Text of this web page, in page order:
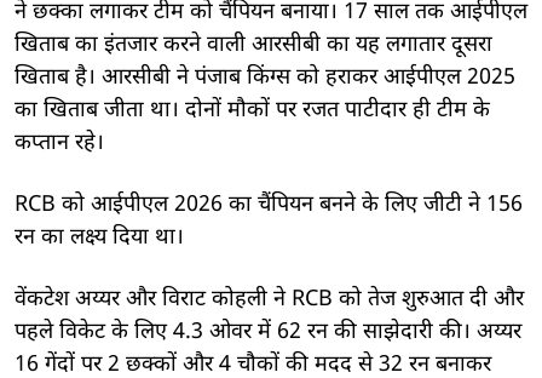
ने छक्का लगाकर टीम को चैंपियन बनाया। 17 साल तक आईपीएल
खिताब का इंतजार करने वाली आरसीबी का यह लगातार दूसरा
खिताब है। आरसीबी ने पंजाब किंग्स को हराकर आईपीएल 2025
का खिताब जीता था। दोनों मौकों पर रजत पाटीदार ही टीम के
कप्तान रहे।
RCB को आईपीएल 2026 का चैंपियन बनने के लिए जीटी ने 156
रन का लक्ष्य दिया था।
वेंकटेश अय्यर और विराट कोहली ने RCB को तेज शुरुआत दी और
पहले विकेट के लिए 4.3 ओवर में 62 रन की साझेदारी की। अय्यर
16 गेंदों पर 2 छक्कों और 4 चौकों की मदद से 32 रन बनाकर